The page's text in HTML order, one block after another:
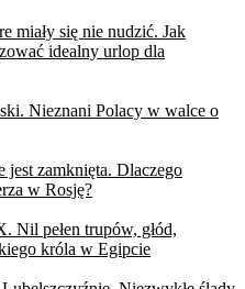
miały się nie nudzić. Jak
idealny urlop dla
Nieznani Polacy w walce o
jest zamknięta. Dlaczego
w Rosję?
Nil pełen trupów, głód,
króla w Egipcie